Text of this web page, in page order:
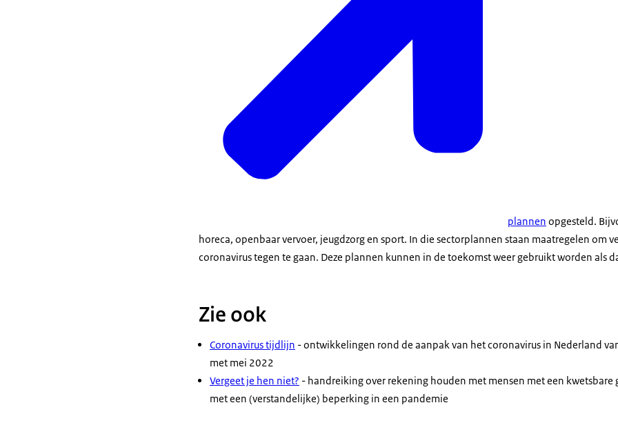
plannen opgesteld.
horeca, openbaar vervoer, jeugdzorg en sport. In die sectorplannen staan maatregelen om
coronavirus tegen te gaan. Deze plannen kunnen in de toekomst weer gebruikt worden als
Zie ook
Coronavirus tijdlijn - ontwikkelingen rond de aanpak van het coronavirus in Nederland
met mei 2022
Vergeet je hen niet? - handreiking over rekening houden met mensen met een kwetsbare
met een (verstandelijke) beperking in een pandemie